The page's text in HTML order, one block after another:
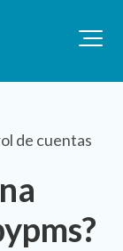
de cuentas